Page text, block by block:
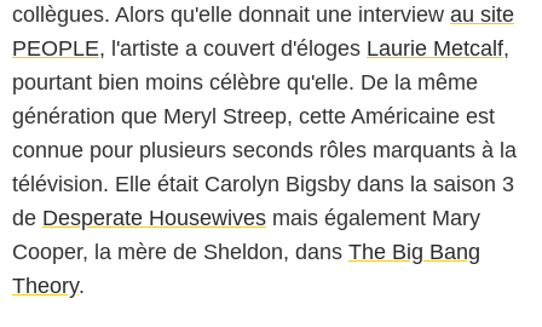
collègues. Alors qu'elle donnait une interview au site
PEOPLE, l'artiste a couvert d'éloges Laurie Metcalf,
pourtant bien moins célèbre qu'elle. De la même
génération que Meryl Streep, cette Américaine est
connue pour plusieurs seconds rôles marquants à la
télévision. Elle était Carolyn Bigsby dans la saison 3
de Desperate Housewives mais également Mary
Cooper, la mère de Sheldon, dans The Big Bang
Theory.